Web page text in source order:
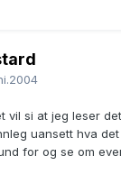
vil si at jeg leser
uansett hva
for og se om